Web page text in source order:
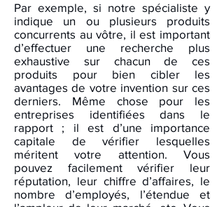
Par exemple, si notre spécialiste y
indique un ou plusieurs produits
concurrents au vôtre, il est important
d’effectuer une recherche plus
exhaustive sur chacun de ces
produits pour bien cibler les
avantages de votre invention sur ces
derniers. Même chose pour les
entreprises identifiées dans le
rapport ; il est d’une importance
capitale de vérifier lesquelles
méritent votre attention. Vous
pouvez facilement vérifier leur
réputation, leur chiffre d’affaires, le
nombre d’employés, l’étendue et